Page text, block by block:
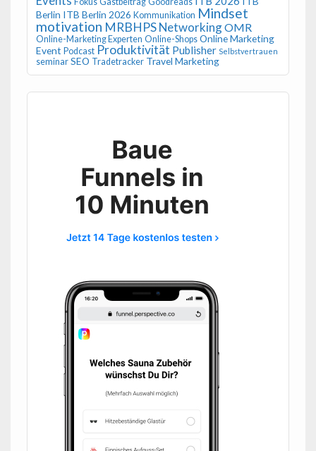
Berlin ITB Berlin 2026 Kommunikation Mindset
motivation MRBHPSNetworkingOMR
Online-Marketing Experten Online-Shops Online Marketing
Event Podcast Produktivität Publisher Selbstvertrauen
seminar SEO Tradetracker Travel Marketing